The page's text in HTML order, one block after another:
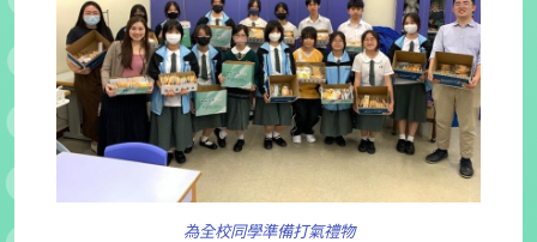
為全校同學準備打氣禮物